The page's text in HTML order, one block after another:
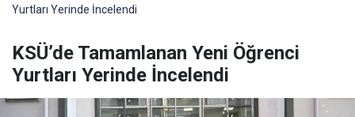
Yurtları Yerinde İncelendi
KSÜ’de Tamamlanan Yeni Öğrenci
Yurtları Yerinde İncelendi